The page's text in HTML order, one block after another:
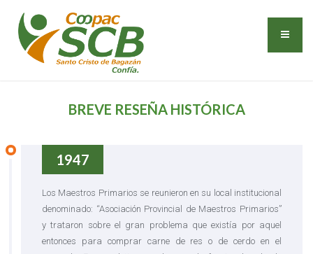
BREVE RESEÑA HISTÓRICA
1947
Los Maestros Primarios se reunieron en su local institucional
denominado: “Asociación Provincial de Maestros Primarios”
y trataron sobre el gran problema que existía por aquel
entonces para comprar carne de res o de cerdo en el